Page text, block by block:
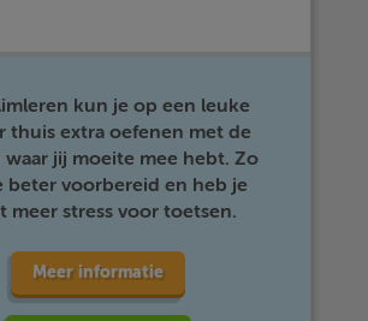
kun je op een leuke
thuis extra oefenen met de
waar jij moeite mee hebt. Zo
beter voorbereid en heb je
meer stress voor toetsen.
Meer informatie